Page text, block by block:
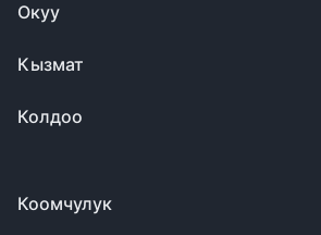
Коомчулук
Окуу
Кызмат
Колдоо